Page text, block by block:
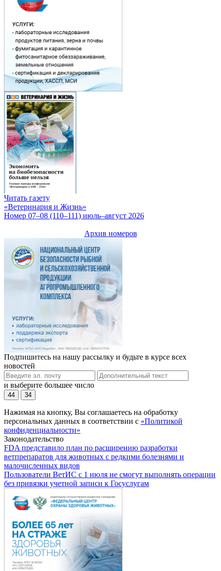
Читать газету
«Ветеринария и Жизнь»
Номер 07–08 (110–111) июль–август 2026
Архив номеров
Подпишитесь на нашу рассылку и будьте в курсе всех
новостей
и выберите большее число
44 34
Нажимая на кнопку, Вы соглашаетесь на обработку
персональных данных в соответствии с «Политикой
конфиденциальности»
Законодательство
FDA представило план по расширению разработки
ветпрепаратов для животных с редкими болезнями и
малочисленных видов
Пользователи ВетИС с 1 июля не смогут выполнять операции
без привязки учетной записи к Госуслугам